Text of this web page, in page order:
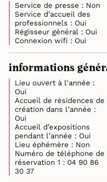
Service de presse : Non
Service d’accueil des
professionnels : Oui
Régisseur général : Oui
Connexion wifi : Oui
informations
Lieu ouvert à l'année :
Oui
Accueil de résidences de
création dans l’année :
Oui
Accueil d’expositions
pendant l’année : Oui
Lieu éphémère : Non
Numéro de téléphone de
réservation 1 : 04 90 86
30 37